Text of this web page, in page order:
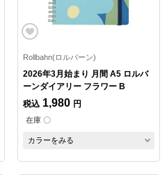
Rollbahn(ロルバーン)
2026年3月始まり 月間 A5 ロルバ
ーンダイアリー フラワー B
税込 1,980 円
在庫 〇
カラーをみる